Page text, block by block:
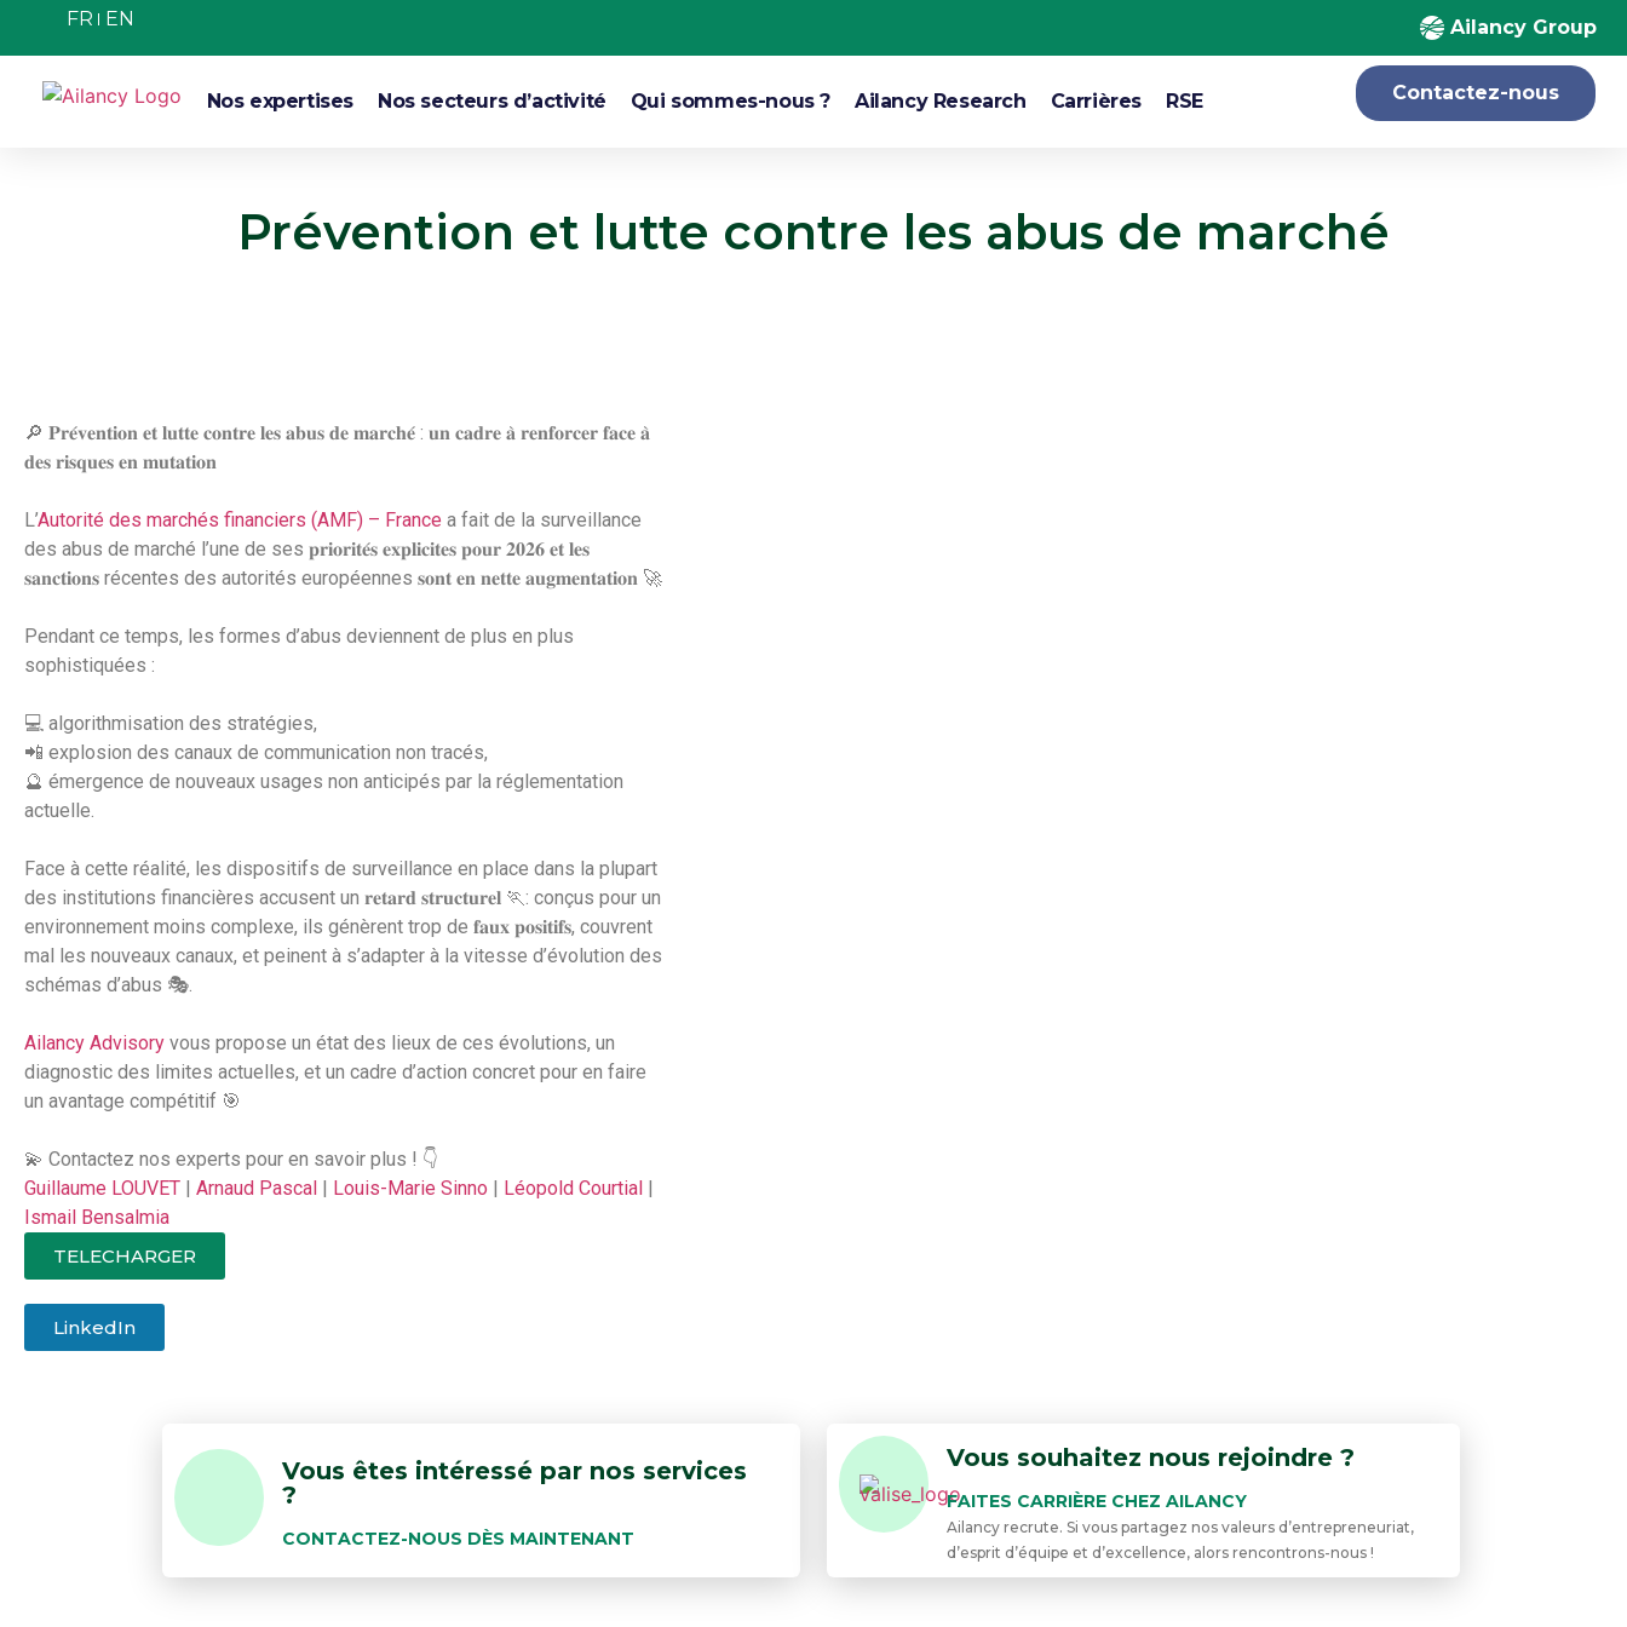
FR EN Ailancy Group
Nos expertises Nos secteurs d’activité Qui sommes-nous ? Ailancy Research Carrières RSE Contactez-nous
Prévention et lutte contre les abus de marché
🔎 𝐏𝐫𝐞́𝐯𝐞𝐧𝐭𝐢𝐨𝐧 𝐞𝐭 𝐥𝐮𝐭𝐭𝐞 𝐜𝐨𝐧𝐭𝐫𝐞 𝐥𝐞𝐬 𝐚𝐛𝐮𝐬 𝐝𝐞 𝐦𝐚𝐫𝐜𝐡𝐞́ : 𝐮𝐧 𝐜𝐚𝐝𝐫𝐞 𝐚̀ 𝐫𝐞𝐧𝐟𝐨𝐫𝐜𝐞𝐫 𝐟𝐚𝐜𝐞 𝐚̀
𝐝𝐞𝐬 𝐫𝐢𝐬𝐪𝐮𝐞𝐬 𝐞𝐧 𝐦𝐮𝐭𝐚𝐭𝐢𝐨𝐧
L’Autorité des marchés financiers (AMF) – France a fait de la surveillance
des abus de marché l’une de ses 𝐩𝐫𝐢𝐨𝐫𝐢𝐭𝐞́𝐬 𝐞𝐱𝐩𝐥𝐢𝐜𝐢𝐭𝐞𝐬 𝐩𝐨𝐮𝐫 𝟐𝟎𝟐𝟔 𝐞𝐭 𝐥𝐞𝐬
𝐬𝐚𝐧𝐜𝐭𝐢𝐨𝐧𝐬 récentes des autorités européennes 𝐬𝐨𝐧𝐭 𝐞𝐧 𝐧𝐞𝐭𝐭𝐞 𝐚𝐮𝐠𝐦𝐞𝐧𝐭𝐚𝐭𝐢𝐨𝐧 🚀
Pendant ce temps, les formes d’abus deviennent de plus en plus
sophistiquées :
💻 algorithmisation des stratégies,
📲 explosion des canaux de communication non tracés,
🔮 émergence de nouveaux usages non anticipés par la réglementation
actuelle.
Face à cette réalité, les dispositifs de surveillance en place dans la plupart
des institutions financières accusent un 𝐫𝐞𝐭𝐚𝐫𝐝 𝐬𝐭𝐫𝐮𝐜𝐭𝐮𝐫𝐞𝐥 🏃: conçus pour un
environnement moins complexe, ils génèrent trop de 𝐟𝐚𝐮𝐱 𝐩𝐨𝐬𝐢𝐭𝐢𝐟𝐬, couvrent
mal les nouveaux canaux, et peinent à s’adapter à la vitesse d’évolution des
schémas d’abus 🎭.
Ailancy Advisory vous propose un état des lieux de ces évolutions, un
diagnostic des limites actuelles, et un cadre d’action concret pour en faire
un avantage compétitif 🎯
💫 Contactez nos experts pour en savoir plus ! 👇
Guillaume LOUVET | Arnaud Pascal | Louis-Marie Sinno | Léopold Courtial |
Ismail Bensalmia
TELECHARGER
LinkedIn
Vous êtes intéressé par nos services
?
CONTACTEZ-NOUS DÈS MAINTENANT
Vous souhaitez nous rejoindre ?
FAITES CARRIÈRE CHEZ AILANCY
Ailancy recrute. Si vous partagez nos valeurs d’entrepreneuriat,
d’esprit d’équipe et d’excellence, alors rencontrons-nous !